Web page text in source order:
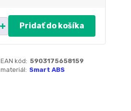
Pridať do košíka
EAN kód: 5903175658159
materiál: Smart ABS